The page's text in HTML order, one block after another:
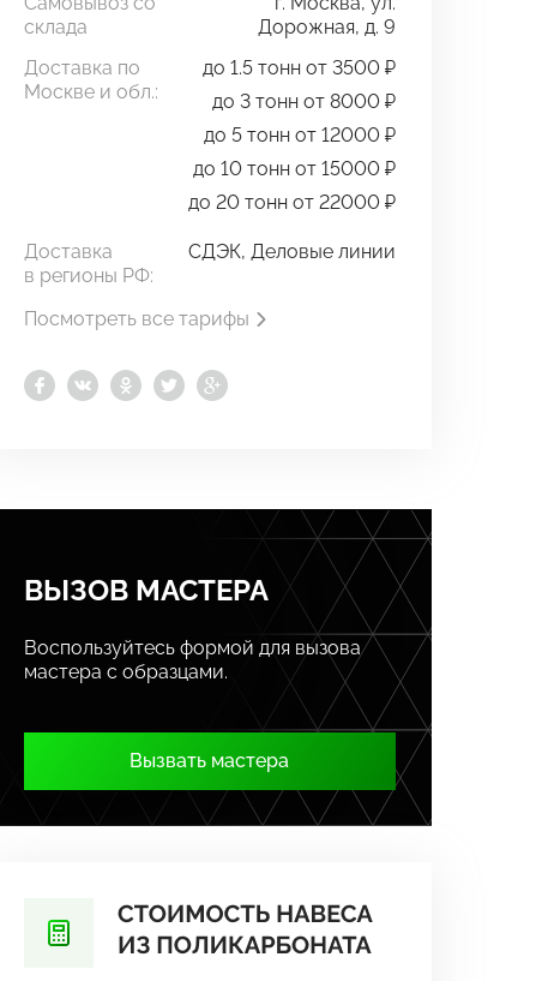
склада
Дорожная, д. 9
Доставка по
Москве и обл.:
до 1.5 тонн от 3500 ₽
до 3 тонн от 8000 ₽
до 5 тонн от 12000 ₽
до 10 тонн от 15000 ₽
до 20 тонн от 22000 ₽
Доставка
в регионы РФ:
СДЭК, Деловые линии
Посмотреть все тарифы
ВЫЗОВ МАСТЕРА
Воспользуйтесь формой для вызова
мастера с образцами.
Вызвать мастера